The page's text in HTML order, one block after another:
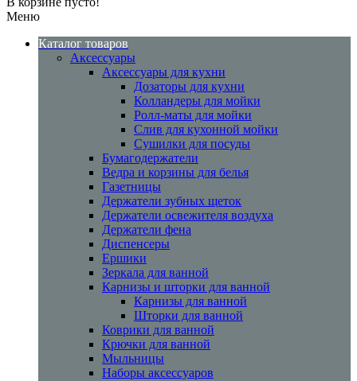
Меню
Каталог товаров
Аксессуары
Аксессуары для кухни
Дозаторы для кухни
Колландеры для мойки
Ролл-маты для мойки
Слив для кухонной мойки
Сушилки для посуды
Бумагодержатели
Ведра и корзины для белья
Газетницы
Держатели зубных щеток
Держатели освежителя воздуха
Держатели фена
Диспенсеры
Ершики
Зеркала для ванной
Карнизы и шторки для ванной
Карнизы для ванной
Шторки для ванной
Коврики для ванной
Крючки для ванной
Мыльницы
Наборы аксессуаров